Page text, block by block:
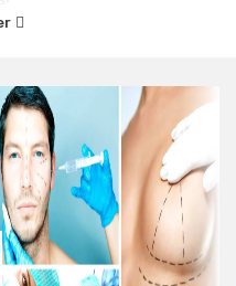
är kvalité, trygghet
är det viktigaste.
ingrepp så gå på
kirurger innan du
klinik.